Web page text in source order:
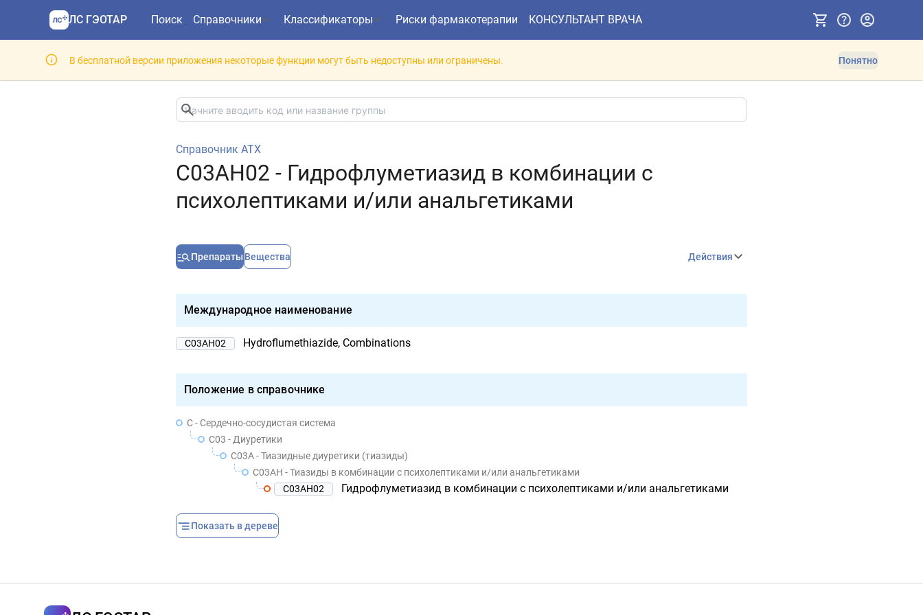
ЛС ГЭОТАР Поиск Справочники Классификаторы Риски фармакотерапии КОНСУЛЬТАНТ ВРАЧА
В бесплатной версии приложения некоторые функции могут быть недоступны или ограничены. Понятно
Справочник АТХ
C03AH02 - Гидрофлуметиазид в комбинации с
психолептиками и/или анальгетиками
Препараты Вещества Действия
Международное наименование
C03AH02 Hydroflumethiazide, Combinations
Положение в справочнике
C - Сердечно-сосудистая система
C03 - Диуретики
C03A - Тиазидные диуретики (тиазиды)
C03AH - Тиазиды в комбинации с психолептиками и/или анальгетиками
C03AH02
Гидрофлуметиазид в комбинации с психолептиками и/или анальгетиками
Показать в дереве